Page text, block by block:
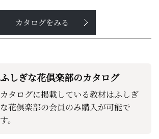
カタログをみる
ふしぎな花倶楽部のカタログ
カタログに掲載している教材はふしぎ
な花倶楽部の会員のみ購入が可能で
す。